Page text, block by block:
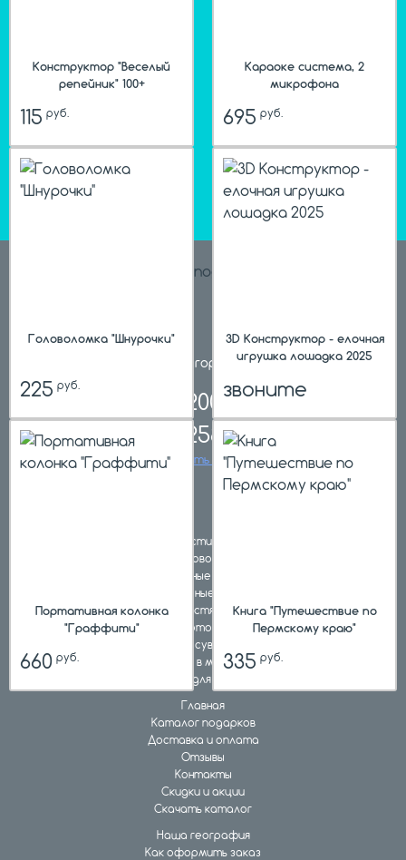
Конструктор "Веселый
репейник" 100+
115руб.
Караоке система, 2
микрофона
695руб.
Головоломка "Шнурочки"
225руб.
3D Конструктор - елочная
игрушка лошадка 2025
звоните
Портативная колонка
"Граффити"
660руб.
Книга "Путешествие по
Пермскому краю"
335руб.
телефон в городеПермь
8 800 200 61 59,
8 342 258 39 59
заказать звонок
Подарки в текстильной упаковке
Наборы первоклассников
Школьные ранцы
Комплексные подарки
Подарки в жестяной упаковке
Подарки в картонной упаковке
Подарочные сувениры и игры
Подарки в мешочках
Подарки для взрослых
Главная
Каталог подарков
Доставка и оплата
Отзывы
Контакты
Скидки и акции
Скачать каталог
Наша география
Как оформить заказ